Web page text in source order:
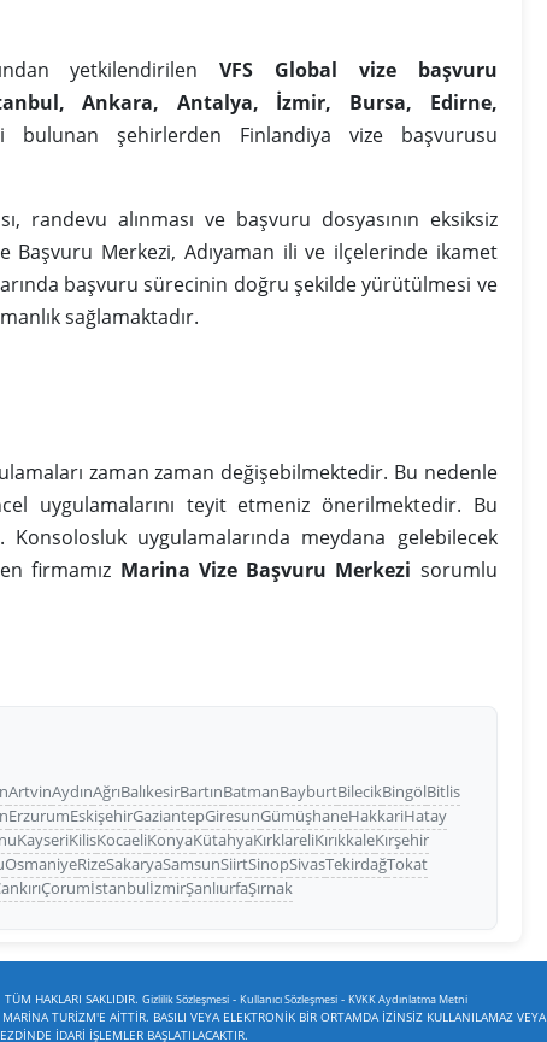
yetkilendirilenVFS Global vize başvuru
Ankara, Antalya, İzmir, Bursa, Edirne,
bulunan şehirlerden Finlandiya vize başvurusu
randevu alınması ve başvuru dosyasının eksiksiz
Başvuru Merkezi, Adıyaman ili ve ilçelerinde ikamet
başvuru sürecinin doğru şekilde yürütülmesi ve
sağlamaktadır.
zaman zaman değişebilmektedir. Bu nedenle
uygulamalarını teyit etmeniz önerilmektedir. Bu
uygulamalarında meydana gelebilecek
firmamız Marina Vize Başvuru Merkezi sorumlu
ArtvinAydınAğrıBalıkesirBartınBatmanBayburtBilecikBingölBitlis
ErzurumEskişehirGaziantepGiresunGümüşhaneHakkariHatay
KayseriKilisKocaeliKonyaKütahyaKırklareliKırıkkaleKırşehir
OsmaniyeRizeSakaryaSamsunSiirtSinopSivasTekirdağTokat
ÇorumİstanbulİzmirŞanlıurfaŞırnak
HAKLARI SAKLIDIR. Gizlilik Sözleşmesi - Kullanıcı Sözleşmesi - KVKK Aydınlatma Metni
TURİZM'E AİTTİR. BASILI VEYA ELEKTRONİK BİR ORTAMDA İZİNSİZ KULLANILAMAZ VEYA
İDARİ İŞLEMLER BAŞLATILACAKTIR.